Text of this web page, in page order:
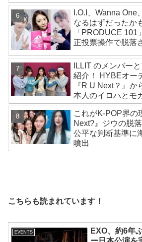
のように駆け出す
I.O.I、Wanna One
なるはずだったか
「PRODUCE 101
正投票操作で脱落
ILLIT のメンバー
紹介！ HYBEオー
『R U Next？』か
本人のイロハとモ
ールズグループ！
「Magnetic」がい
ト
これがK-POP界の
Next?』ジウの脱
公平な判断基準に
噴出
こちらも読まれています！
EVENTS
EXO、約6年